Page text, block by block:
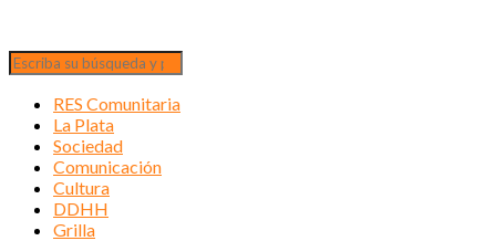
RES Comunitaria
La Plata
Sociedad
Comunicación
Cultura
DDHH
Grilla